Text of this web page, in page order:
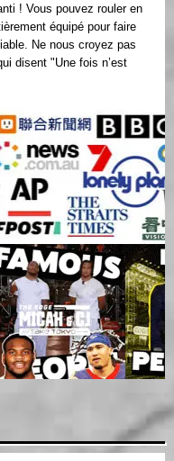
! Vous pouvez rouler en
équipé pour faire
Ne nous croyez pas
disent "Une fois n’est